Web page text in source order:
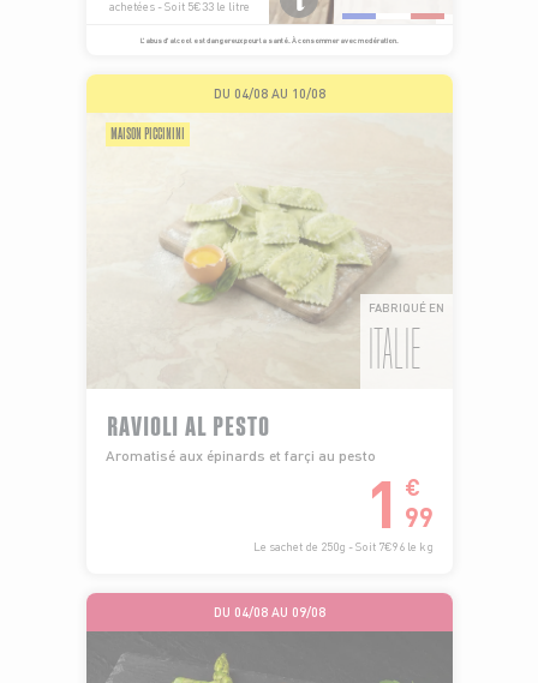
achetées - Soit 5€33 le litre
L’abus d’alcool est dangereux pour la santé. À consommer avec modération.
DU 04/08 AU 10/08
MAISON PICCININI
FABRIQUÉ EN
ITALIE
RAVIOLI AL PESTO
Aromatisé aux épinards et farçi au pesto
1 €
99
Le sachet de 250g - Soit 7€96 le kg
DU 04/08 AU 09/08